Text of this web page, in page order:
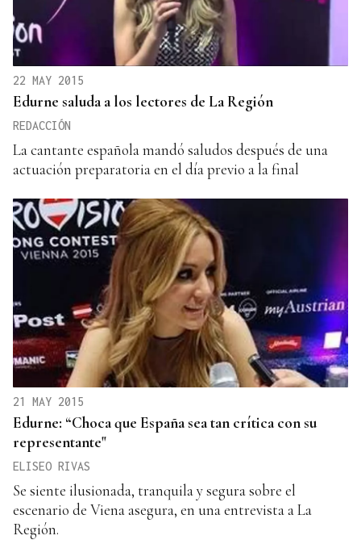
22 MAY 2015
Edurne saluda a los lectores de La Región
REDACCIÓN
La cantante española mandó saludos después de una
actuación preparatoria en el día previo a la final
21 MAY 2015
Edurne: “Choca que España sea tan crítica con su
representante"
ELISEO RIVAS
Se siente ilusionada, tranquila y segura sobre el
escenario de Viena asegura, en una entrevista a La
Región.